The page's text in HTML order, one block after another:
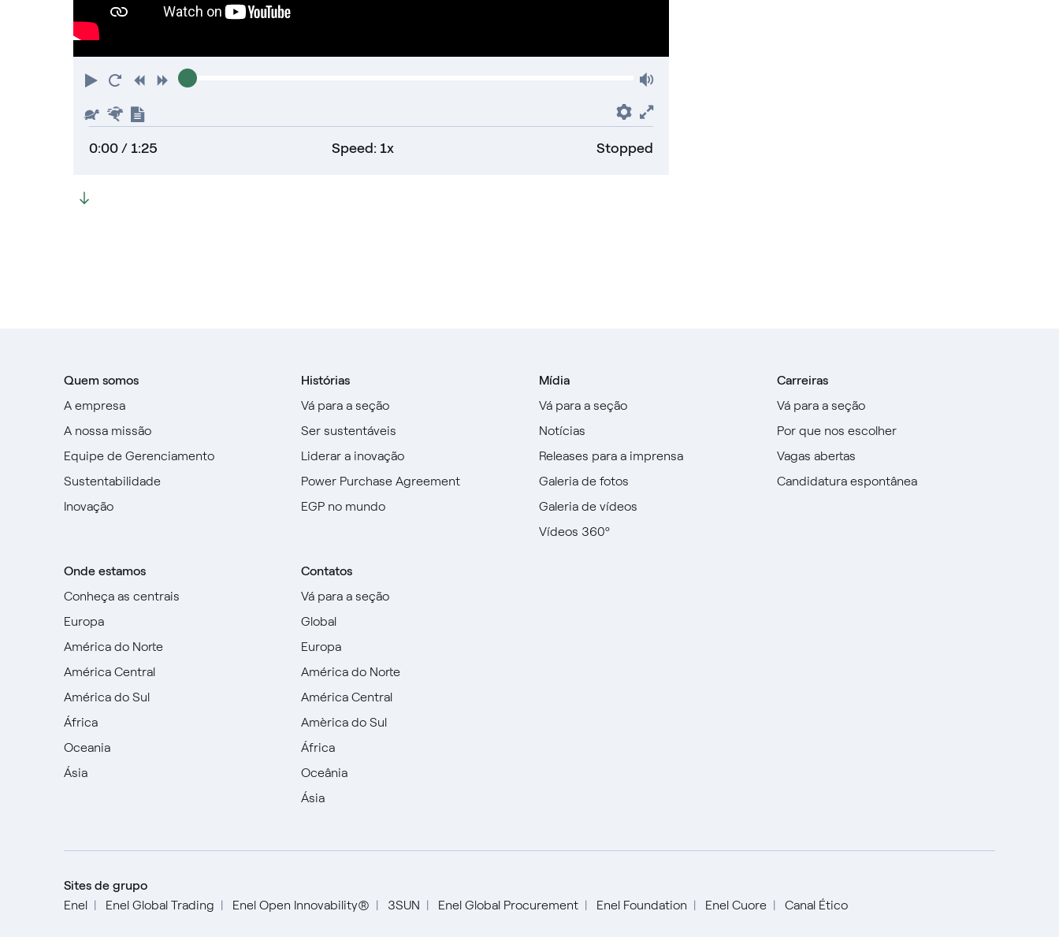
Play RestartRewindForward
Slower
Faster
transcript
Preferences
0:00/ 1:25 Speed: 1x Stopped
Quem somos
A empresa
A nossa missão
Equipe de Gerenciamento
Sustentabilidade
Inovação
Onde estamos
Conheça as centrais
Europa
América do Norte
América Central
América do Sul
África
Oceania
Ásia
Histórias
Vá para a seção
Ser sustentáveis
Liderar a inovação
Power Purchase Agreement
EGP no mundo
Contatos
Vá para a seção
Global
Europa
América do Norte
América Central
Amèrica do Sul
África
Oceânia
Ásia
Mídia
Vá para a seção
Notícias
Releases para a imprensa
Galeria de fotos
Galeria de vídeos
Vídeos 360º
Carreiras
Vá para a seção
Por que nos escolher
Vagas abertas
Candidatura espontânea
Sites de grupo
Enel
Enel Global Trading Enel Open Innovability® 3SUN Enel Global Procurement Enel Foundation Enel Cuore Canal Ético
Español